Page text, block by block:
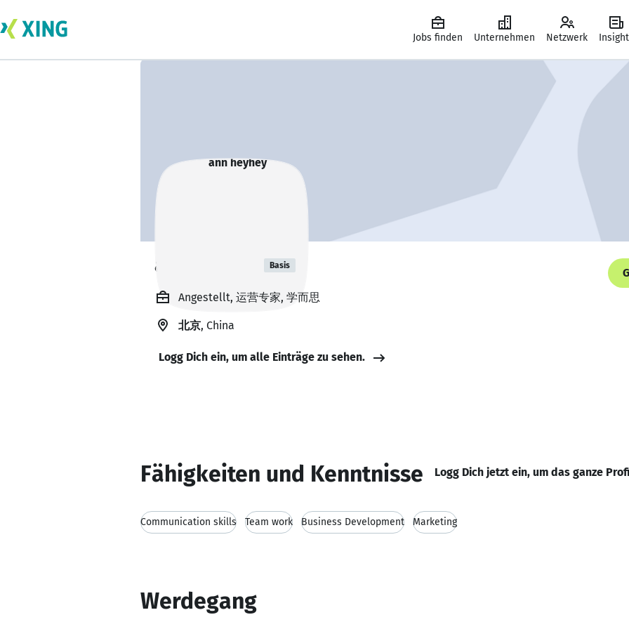
Jobs finden Unternehmen Netzwerk
ann heyhey Basis
Angestellt, 运营专家, 学而思
北京, China
Logg Dich ein, um alle Einträge zu sehen.
Fähigkeiten und Kenntnisse Logg Dich jetzt ein, um das ganze
Communication skills Team work Business Development Marketing
Werdegang